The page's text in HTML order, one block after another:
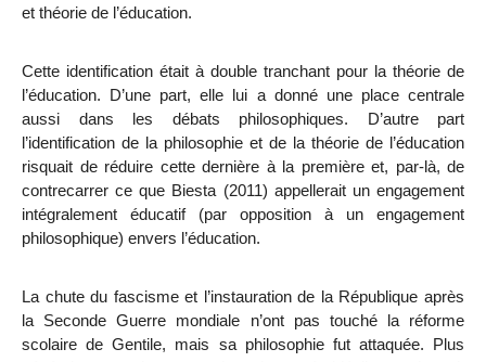
et théorie de l’éducation.
Cette identification était à double tranchant pour la théorie de
l’éducation. D’une part, elle lui a donné une place centrale
aussi dans les débats philosophiques. D’autre part
l’identification de la philosophie et de la théorie de l’éducation
risquait de réduire cette dernière à la première et, par-là, de
contrecarrer ce que Biesta (2011) appellerait un engagement
intégralement éducatif (par opposition à un engagement
philosophique) envers l’éducation.
La chute du fascisme et l’instauration de la République après
la Seconde Guerre mondiale n’ont pas touché la réforme
scolaire de Gentile, mais sa philosophie fut attaquée. Plus